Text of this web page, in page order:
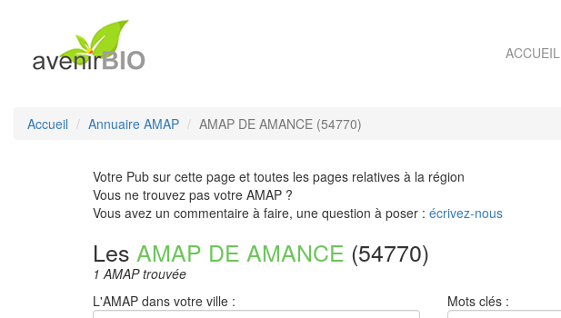
ACCUEIL
Accueil Annuaire AMAP AMAP DE AMANCE (54770)
Votre Pub sur cette page et toutes les pages relatives à la région
Vous ne trouvez pas votre AMAP ?
Vous avez un commentaire à faire, une question à poser : écrivez-nous
Les AMAP DE AMANCE (54770)
1 AMAP trouvée
L'AMAP dans votre ville :
Mots clés :